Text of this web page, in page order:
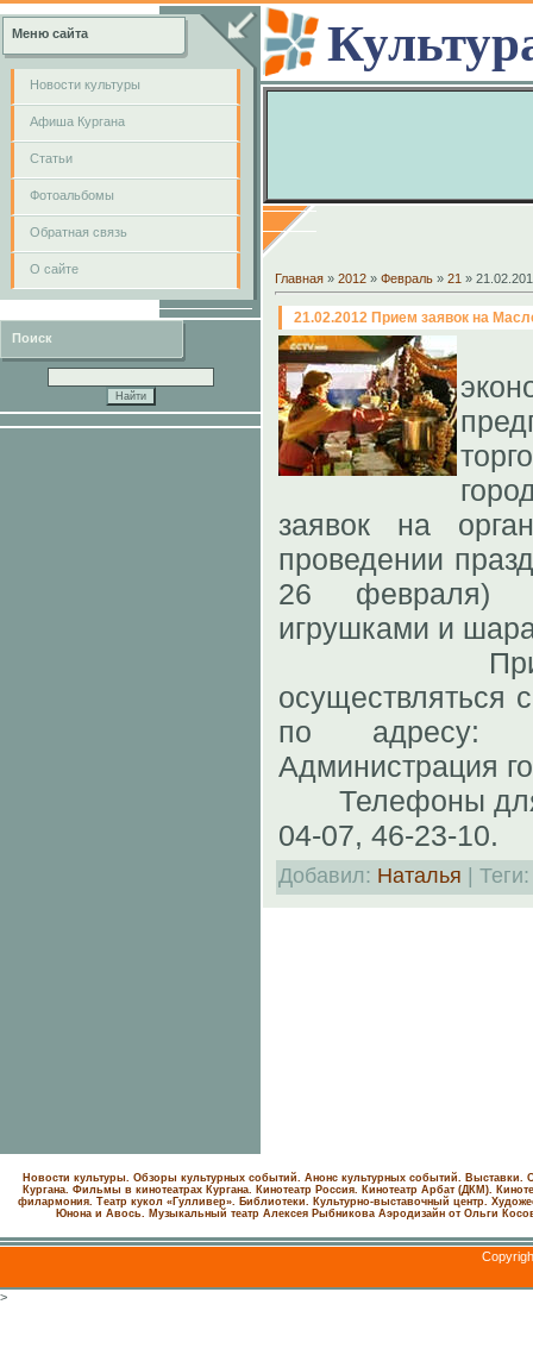
Меню сайта
Новости культуры
Афиша Кургана
Cтатьи
Фотоальбомы
Обратная связь
О сайте
Поиск
Главная » 2012 » Февраль » 21 »
21.02.2012 Прием заявок на
заявок на
проведении
26 февраля)
игрушками и
Прием
осуществляться
по адресу:
Администрация
Телефоны для
04-07, 46-23-10.
Добавил: Наталья | Теги
Новости культуры. Обзоры культурных событий. Анонс культурных событий. Выставки.
Кургана. Фильмы в кинотеатрах Кургана.
Кинотеатр Россия. Кинотеатр Арбат (ДКМ).
филармония. Театр кукол «Гулливер». Библиотеки. Культурно-выставочный центр.
Юнона и Авось. Музыкальный театр Алексея Рыбникова Аэродизайн от Ольги
>